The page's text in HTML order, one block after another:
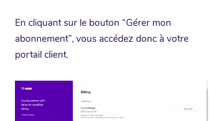
En cliquant sur le bouton “Gérer mon
abonnement”, vous accédez donc à votre
portail client.